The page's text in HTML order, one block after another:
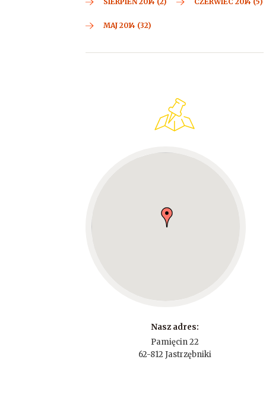
MAJ 2014 (32)
Nasz adres:
Pamięcin 22
62-812 Jastrzębniki